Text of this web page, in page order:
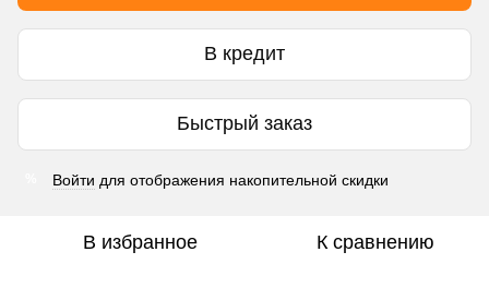
В кредит
Быстрый заказ
Войти для отображения накопительной скидки
В избранное К сравнению